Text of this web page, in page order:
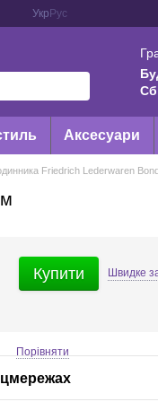
Укр Рус
Аксесуари
Friedrich Lederwaren
Купити Швидке
Порівняти